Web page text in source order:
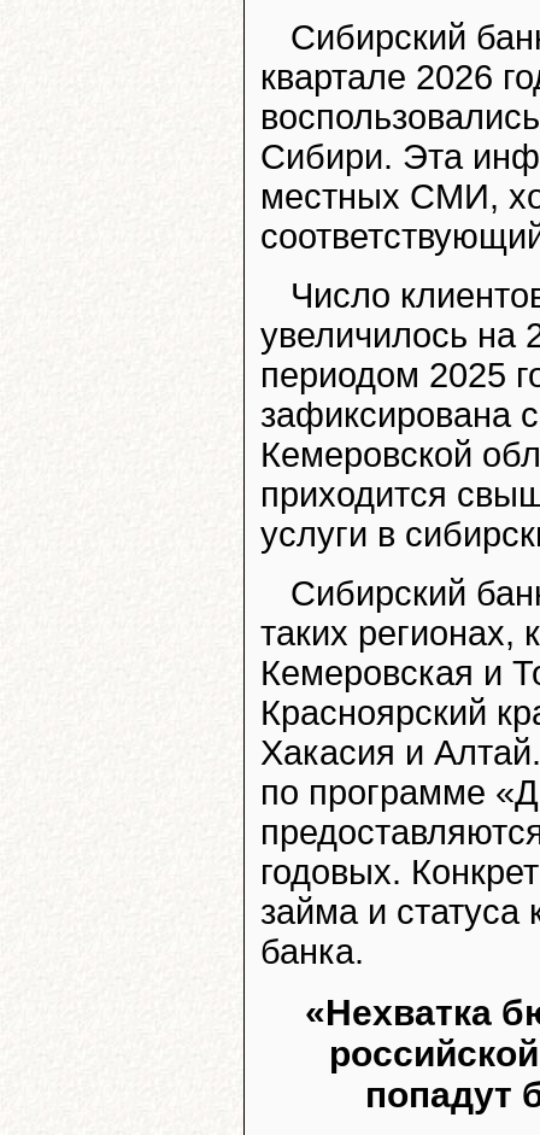
Сибирский
квартале 2026
Сибири. Эта
местных СМИ,
Число
увеличилось на
периодом 2025
зафиксирована
Кемеровской
приходится
услуги в
Сибирский
таких регионах,
Кемеровская и
Красноярский
Хакасия и
по программе
годовых.
займа и статуса
банка.
«Нехватка
попадут